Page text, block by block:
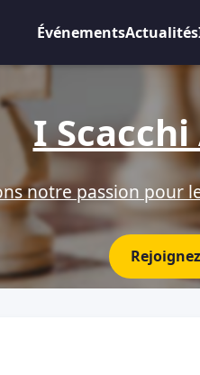
ÉvénementsActualités
I
notre passion pour